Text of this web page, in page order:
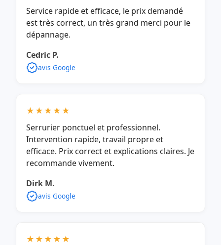
Service rapide et efficace, le prix demandé
est très correct, un très grand merci pour le
dépannage.
Cedric P.
avis Google
★★★★★
Serrurier ponctuel et professionnel.
Intervention rapide, travail propre et
efficace. Prix correct et explications claires. Je
recommande vivement.
Dirk M.
avis Google
★★★★★